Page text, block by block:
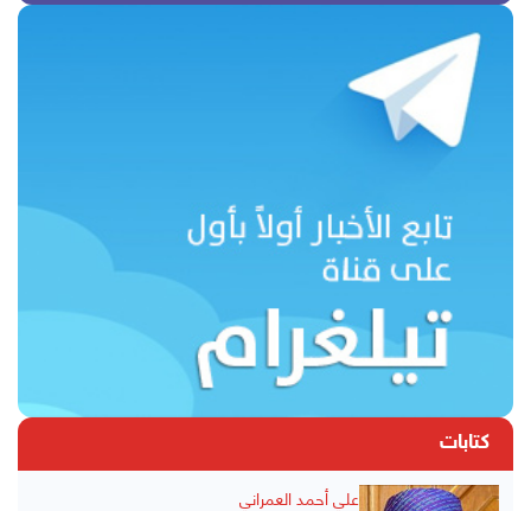
كتابات
علي أحمد العمراني